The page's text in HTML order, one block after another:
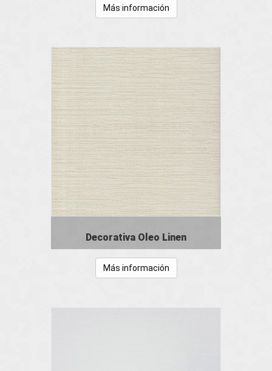
Más información
Decorativa Oleo Linen
Más información